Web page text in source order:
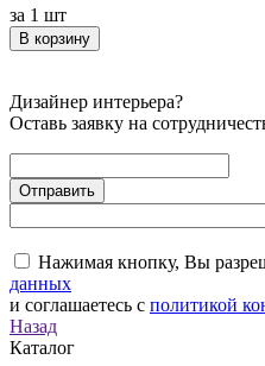
за 1 шт
В корзину
Дизайнер интерьера?
Оставь заявку на
Нажимая кнопку, Вы
данных
и соглашаетесь с политикой
Назад
Каталог